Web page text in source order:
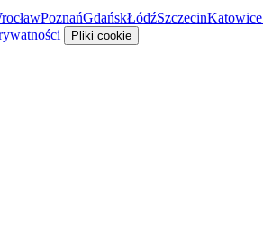
PoznańGdańskŁódźSzczecinKatowice
Pliki cookie